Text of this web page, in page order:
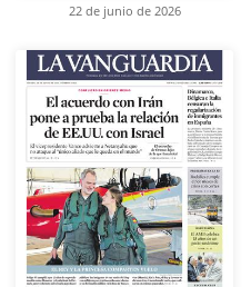
22 de junio de 2026